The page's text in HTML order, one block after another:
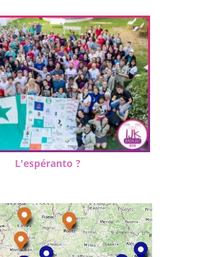
L'espéranto ?